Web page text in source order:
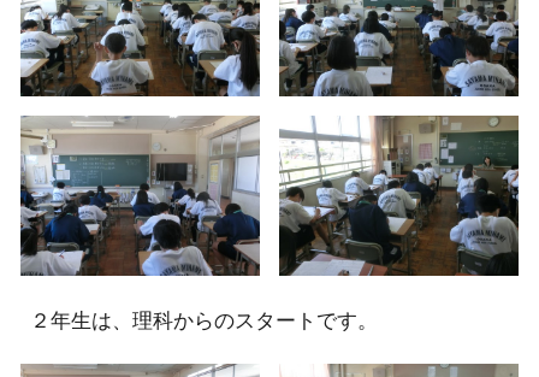
２年生は、理科からのスタートです。